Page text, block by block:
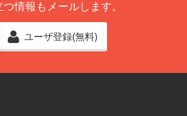
つ情報もメールします。
ユーザ登録(無料)